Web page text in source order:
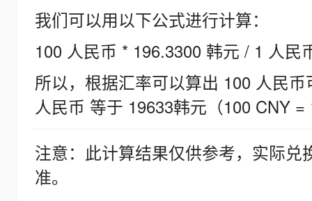
我们可以用以下公式进行计算：
100 人民币 * 196.3300 韩元 / 1 人民
所以，根据汇率可以算出 100 人民
人民币 等于 19633韩元（100 CNY =
注意：此计算结果仅供参考，实际
准。